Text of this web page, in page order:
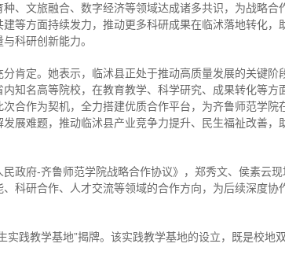
、文旅融合、数字经济等领域达成诸多共识，为战略合
等方面持续发力，推动更多科研成果在临沭落地转化，
科研创新能力。
肯定。她表示，临沭县正处于推动高质量发展的关键阶
知名高等院校，在教育教学、科学研究、成果转化等方
合作为契机，全力搭建优质合作平台，为齐鲁师范学院
展难题，推动临沭县产业竞争力提升、民生福祉改善，
政府-齐鲁师范学院战略合作协议》，郑秀文、侯素云
科研合作、人才交流等领域的合作方向，为后续深度协
践教学基地”揭牌。该实践教学基地的设立，既是校地